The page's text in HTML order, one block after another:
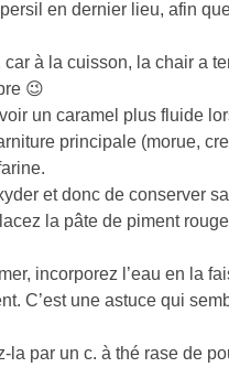
en dernier lieu, afin
à la cuisson, la chair a
😉
un caramel plus fluide
principale (morue,
et donc de conserver
la pâte de piment
incorporez l’eau en la
C’est une astuce qui
par un c. à thé rase de